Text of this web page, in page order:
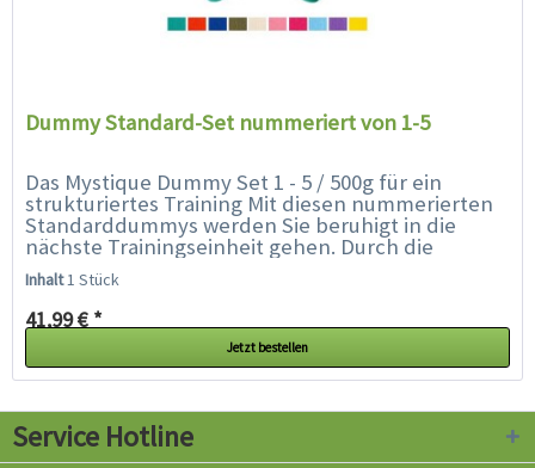
Dummy Standard-Set nummeriert von 1-5
Das Mystique Dummy Set 1 - 5 / 500g für ein
strukturiertes Training Mit diesen nummerierten
Standarddummys werden Sie beruhigt in die
nächste Trainingseinheit gehen. Durch die
Nummerierung werden Sie immer sicher wissen,...
Inhalt1 Stück
41,99 € *
Jetzt bestellen
Service Hotline